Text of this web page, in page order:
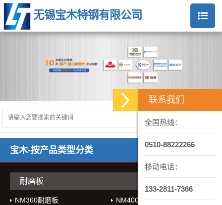
无锡宝木特钢有限公司
宝木-按产品类型分类
耐磨板
NM360耐磨板 NM400耐磨板
联系我们
全国热线：
0510-88222266
移动电话：
133-2811-7366